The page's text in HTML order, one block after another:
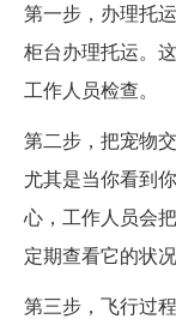
第一步，办理托
柜台办理托运。
工作人员检查。
第二步，把宠物
尤其是当你看到
心，工作人员会
定期查看它的状况
第三步，飞行过